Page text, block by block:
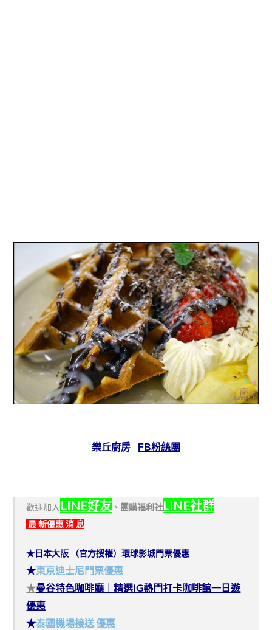
樂丘廚房 FB粉絲團
歡迎加入 LINE好友 、 團購福利社LINE社群
最 新優惠 消 息
★日本大阪 （官方授權）環球影城門票優惠
★東京迪士尼門票優惠
★曼谷特色咖啡廳｜精選IG熱門打卡咖啡館一日遊
優惠
★泰國機場接送 優惠